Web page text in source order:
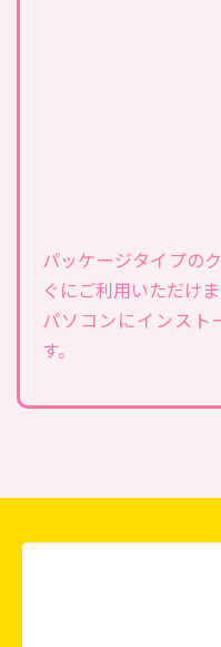
パッケージタイプの
ぐにご利用いただけま
パソコンにインスト
す。